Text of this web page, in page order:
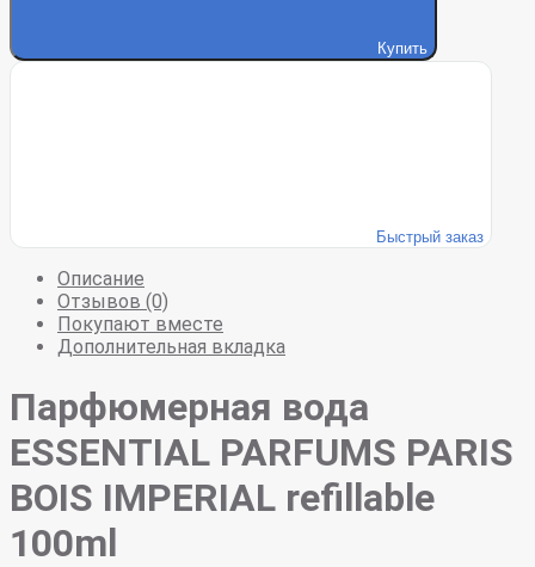
Купить
Быстрый заказ
Описание
Отзывов (0)
Покупают вместе
Дополнительная вкладка
Парфюмерная вода
ESSENTIAL PARFUMS PARIS
BOIS IMPERIAL refillable
100ml